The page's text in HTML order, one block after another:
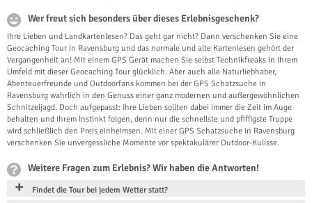
Wer freut sich besonders über dieses Erlebnisgeschenk?
Ihre Lieben und Landkartenlesen? Das geht gar nicht? Dann verschenken Sie eine
Geocaching Tour in Ravensburg und das normale und alte Kartenlesen gehört der
Vergangenheit an! Mit einem GPS Gerät machen Sie selbst Technikfreaks in Ihrem
Umfeld mit dieser Geocaching Tour glücklich. Aber auch alle Naturliebhaber,
Abenteuerfreunde und Outdoorfans kommen bei der GPS Schatzsuche in
Ravensburg wahrlich in den Genuss einer ganz modernen und außergewöhnlichen
Schnitzeljagd. Doch aufgepasst: Ihre Lieben sollten dabei immer die Zeit im Auge
behalten und Ihrem Instinkt folgen, denn nur die schnellste und pfiffigste Truppe
wird schließlich den Preis einheimsen. Mit einer GPS Schatzsuche in Ravensburg
verschenken Sie unvergessliche Momente vor spektakulärer Outdoor-Kulisse.
Weitere Fragen zum Erlebnis? Wir haben die Antworten!
Findet die Tour bei jedem Wetter statt?